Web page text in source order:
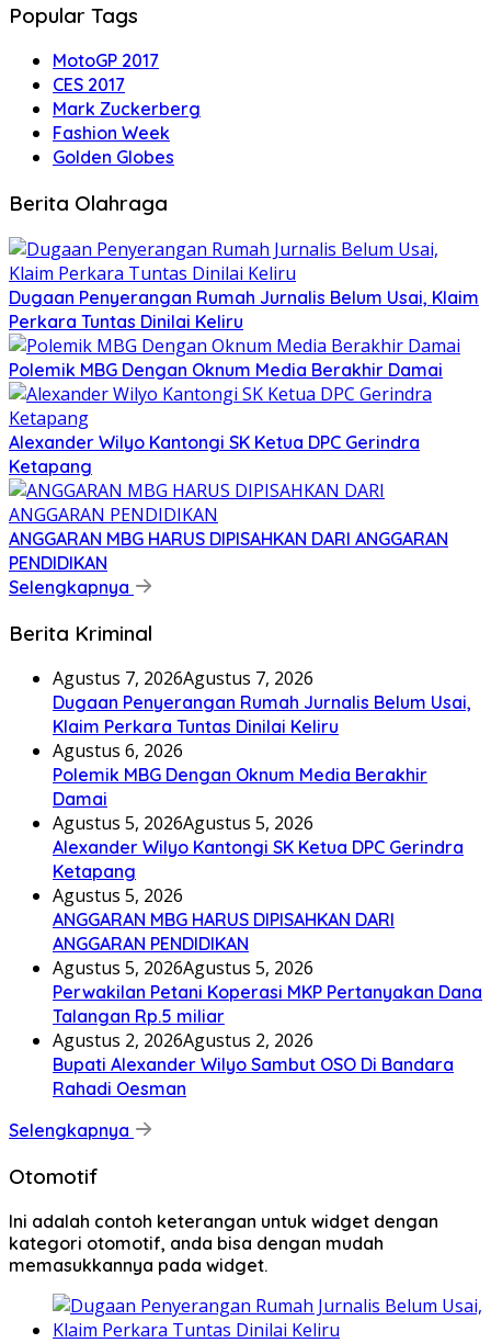
Popular Tags
MotoGP 2017
CES 2017
Mark Zuckerberg
Fashion Week
Golden Globes
Berita Olahraga
Dugaan Penyerangan Rumah Jurnalis Belum Usai, Klaim
Perkara Tuntas Dinilai Keliru
Polemik MBG Dengan Oknum Media Berakhir Damai
Alexander Wilyo Kantongi SK Ketua DPC Gerindra
Ketapang
ANGGARAN MBG HARUS DIPISAHKAN DARI ANGGARAN
PENDIDIKAN
Selengkapnya
Berita Kriminal
Agustus 7, 2026Agustus 7, 2026
Dugaan Penyerangan Rumah Jurnalis Belum Usai,
Klaim Perkara Tuntas Dinilai Keliru
Agustus 6, 2026
Polemik MBG Dengan Oknum Media Berakhir
Damai
Agustus 5, 2026Agustus 5, 2026
Alexander Wilyo Kantongi SK Ketua DPC Gerindra
Ketapang
Agustus 5, 2026
ANGGARAN MBG HARUS DIPISAHKAN DARI
ANGGARAN PENDIDIKAN
Agustus 5, 2026Agustus 5, 2026
Perwakilan Petani Koperasi MKP Pertanyakan Dana
Talangan Rp.5 miliar
Agustus 2, 2026Agustus 2, 2026
Bupati Alexander Wilyo Sambut OSO Di Bandara
Rahadi Oesman
Selengkapnya
Otomotif
Ini adalah contoh keterangan untuk widget dengan
kategori otomotif, anda bisa dengan mudah
memasukkannya pada widget.